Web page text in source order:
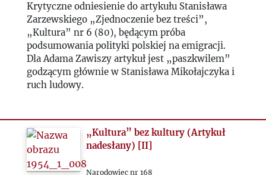
2000
2021
Krytyczne odniesienie do artykułu Stanisława
Zarzewskiego „Zjednoczenie bez treści”,
„Kultura” nr 6 (80), będącym próba
podsumowania polityki polskiej na emigracji.
Dla Adama Zawiszy artykuł jest „paszkwilem”
godzącym głównie w Stanisława Mikołajczyka i
ruch ludowy.
„Kultura” bez kultury (Artykuł
nadesłany) [II]
Narodowiec nr 168